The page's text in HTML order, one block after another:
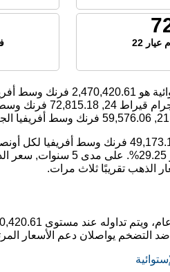
22
هو 2,470,420.61 فرنك وسط
قيراط 24, 72,815.18 فرنك وسط
59,576.06 فرنك وسط أفريفيا
الذهب تقريبًا ثلاث مرات.
التضخم يواصلان دعم الأسعار